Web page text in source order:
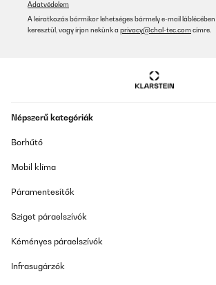
Adatvédelem
A leiratkozás bármikor lehetséges bármely e-mail
keresztül, vagy írjon nekünk a privacy@chal-tec.com címre.
Népszerű kategóriák
Borhűtő
Mobil klíma
Páramentesítők
Sziget páraelszívók
Kéményes páraelszívók
Infrasugárzók